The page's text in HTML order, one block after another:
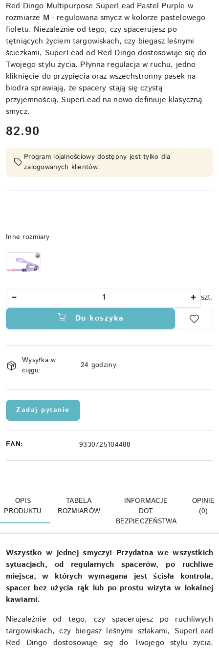
Red Dingo Multipurpose SuperLead Pastel Purple w
rozmiarze M - regulowana smycz w kolorze pastelowego
fioletu. Niezależnie od tego, czy spacerujesz po
tętniących życiem targowiskach, czy biegasz leśnymi
ścieżkami, SuperLead od Red Dingo dostosowuje się do
Twojego stylu życia. Płynna regulacja w ruchu, jedno
kliknięcie do przypięcia oraz wszechstronny pasek na
biodra sprawiają, że spacery stają się czystą
przyjemnością. SuperLead na nowo definiuje klasyczną
smycz.
cena:
82.90
Program lojalnościowy dostępny jest tylko dla
zalogowanych klientów.
Wariant
Inne rozmiary
szt.
Do koszyka
Dostępność
i
dostawa
Wysyłka w
ciągu:
24 godziny
Zadaj pytanie
EAN: 9330725104488
OPIS
PRODUKTU
TABELA
ROZMIARÓW
INFORMACJE
DOT.
BEZPIECZEŃSTWA
OPINIE
(0)
Wszystko w jednej smyczy! Przydatna we wszystkich
sytuacjach, od regularnych spacerów, po ruchliwe
miejsca, w których wymagana jest ścisła kontrola,
spacer bez użycia rąk lub po prostu wizyta w lokalnej
kawiarni.
Niezależnie od tego, czy spacerujesz po ruchliwych
targowiskach, czy biegasz leśnymi szlakami, SuperLead
Red Dingo dostosowuje się do Twojego stylu życia.